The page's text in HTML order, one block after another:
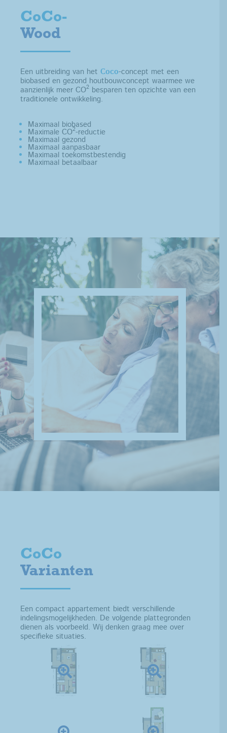
CoCo-
Wood
Een uitbreiding van het Coco-concept met een
biobased en gezond houtbouwconcept waarmee we
aanzienlijk meer CO2 besparen ten opzichte van een
traditionele ontwikkeling.
Maximaal biobased
Maximale CO2-reductie
Maximaal gezond
Maximaal aanpasbaar
Maximaal toekomstbestendig
Maximaal betaalbaar
CoCo
Varianten
Een compact appartement biedt verschillende
indelingsmogelijkheden. De volgende plattegronden
dienen als voorbeeld. Wij denken graag mee over
specifieke situaties.